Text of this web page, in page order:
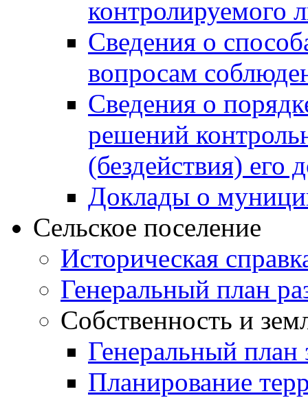
контролируемого
Сведения о
вопросам
Сведения о
решений
(бездействия)
Доклады о
Сельское поселение
Историческая
Генеральный план
Собственность и
Генеральный план
Планирование